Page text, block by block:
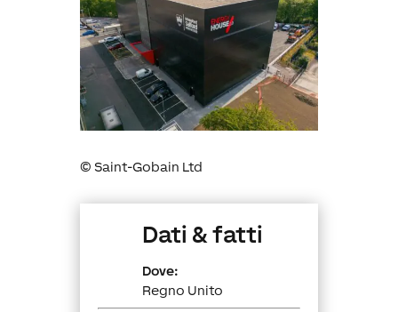
© Saint-Gobain Ltd
Dati & fatti
Dove:
Regno Unito